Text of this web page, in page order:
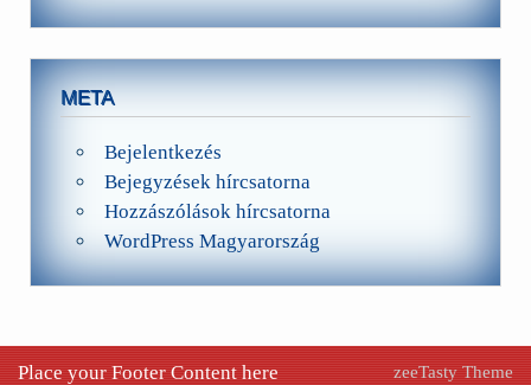
META
Bejelentkezés
Bejegyzések hírcsatorna
Hozzászólások hírcsatorna
WordPress Magyarország
Place your Footer Content here zeeTasty Theme